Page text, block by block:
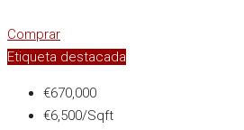
Comprar
Etiqueta destacada
€670,000
€6,500/Sqft